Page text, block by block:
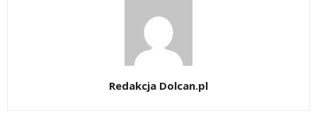
Redakcja Dolcan.pl